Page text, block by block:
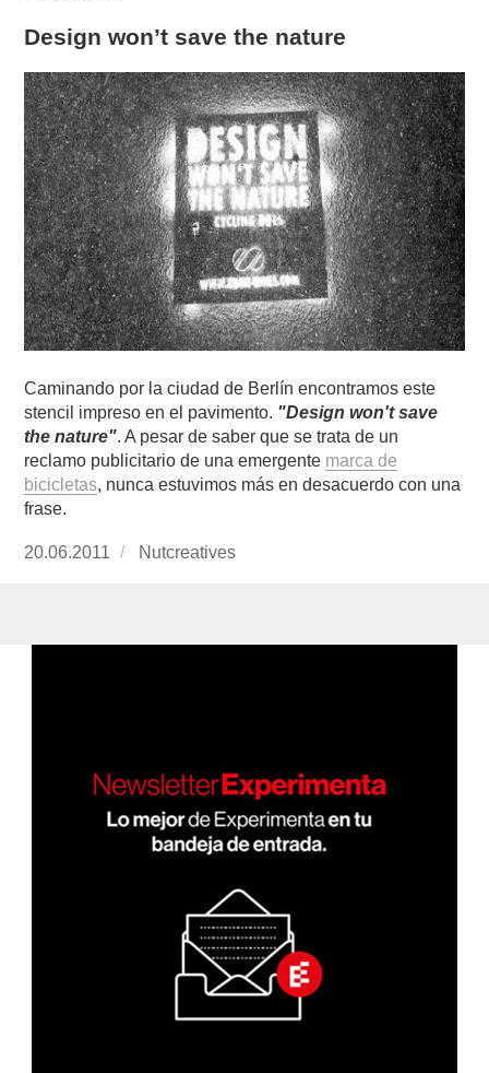
Design won’t save the nature
Caminando por la ciudad de Berlín encontramos este
stencil impreso en el pavimento. "Design won't save
the nature". A pesar de saber que se trata de un
reclamo publicitario de una emergente marca de
bicicletas, nunca estuvimos más en desacuerdo con una
frase.
Publicado
20.06.2011 https://www.experimenta.es/author/
Nutcreatives